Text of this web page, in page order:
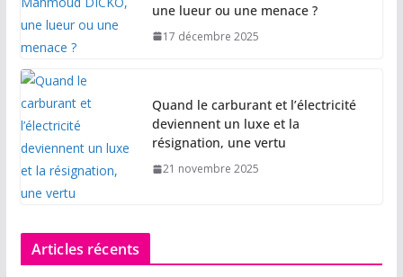
une lueur ou une menace ?
17 décembre 2025
Quand le carburant et l’électricité
deviennent un luxe et la
résignation, une vertu
21 novembre 2025
Articles récents